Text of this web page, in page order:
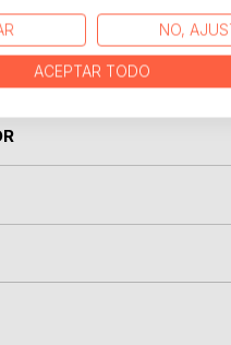
dedicados a las
y validar argumentos
de estudio, pasado o
NO,
ACEPTAR TODO